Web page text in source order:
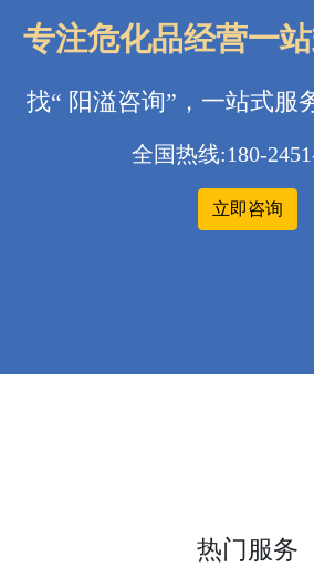
专注危化品经营一
找“ 阳溢咨询”，一站式服
全国热线:180-
立即咨询
热门服务